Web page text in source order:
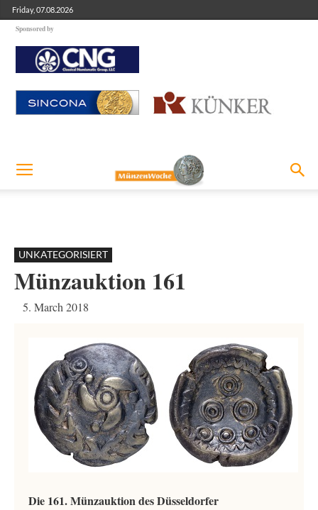
Friday, 07.08.2026
Sponsored by
UNKATEGORISIERT
Münzauktion 161
5. March 2018
Die 161. Münzauktion des Düsseldorfer